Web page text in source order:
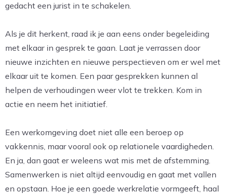
gedacht een jurist in te schakelen.
Als je dit herkent, raad ik je aan eens onder begeleiding
met elkaar in gesprek te gaan. Laat je verrassen door
nieuwe inzichten en nieuwe perspectieven om er wel met
elkaar uit te komen. Een paar gesprekken kunnen al
helpen de verhoudingen weer vlot te trekken. Kom in
actie en neem het initiatief.
Een werkomgeving doet niet alle een beroep op
vakkennis, maar vooral ook op relationele vaardigheden.
En ja, dan gaat er weleens wat mis met de afstemming.
Samenwerken is niet altijd eenvoudig en gaat met vallen
en opstaan. Hoe je een goede werkrelatie vormgeeft, haal